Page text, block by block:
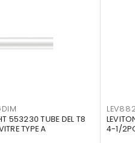
553230 TUBE DEL T8
TYPE A
4-1/